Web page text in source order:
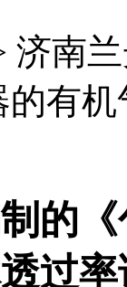
济南
有
的
过